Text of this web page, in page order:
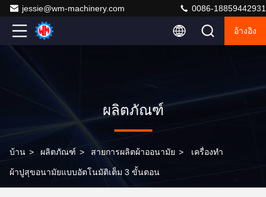
jessie@wm-machinery.com 0086-18859442931
อ้างอิง
ผลิตภัณฑ์
บ้าน > ผลิตภัณฑ์ > สายการผลิตผ้าออนามัย > เครื่องทํา
ผ้าปูสุขอนามัยแบบอัตโนมัติเต็ม 3 ขั้นตอน